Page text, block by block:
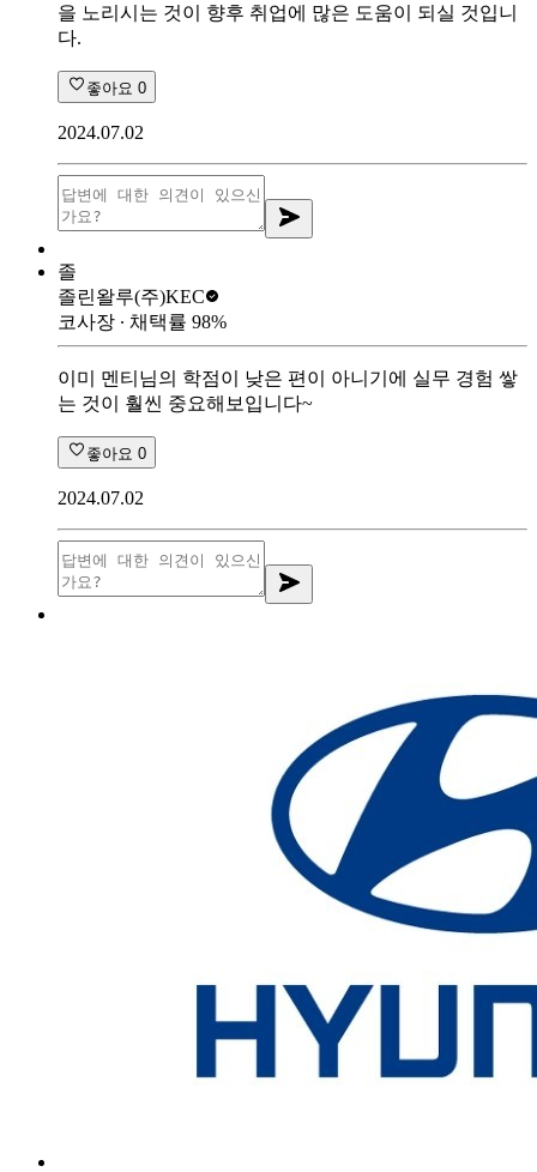
을 노리시는 것이 향후 취업에 많은 도움이 되실 것입니
다.
좋아요 0
2024.07.02
졸
졸린왈루(주)KEC
코사장 ∙ 채택률 98%
이미 멘티님의 학점이 낮은 편이 아니기에 실무 경험 쌓
는 것이 훨씬 중요해보입니다~
좋아요 0
2024.07.02